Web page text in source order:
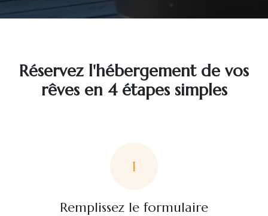
Réservez l'hébergement de vos
rêves en 4 étapes simples
1
Remplissez le formulaire